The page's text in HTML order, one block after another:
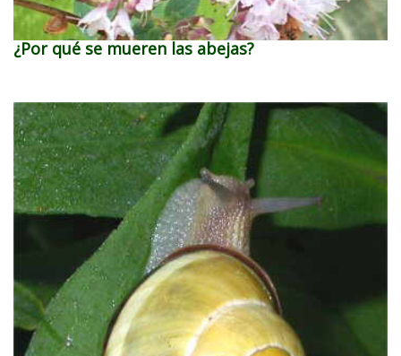
¿Por qué se mueren las abejas?